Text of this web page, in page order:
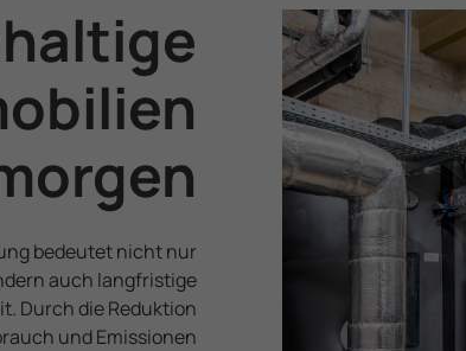
bedeutet nicht nur
auch lang­fristige
Durch die Reduktion
und Emissionen